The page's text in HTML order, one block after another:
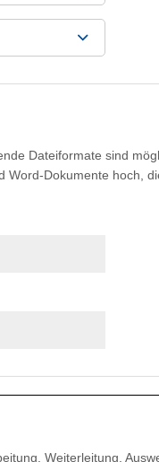
Dateiformate sind
Dokumente hoch,
Weiterleitung,